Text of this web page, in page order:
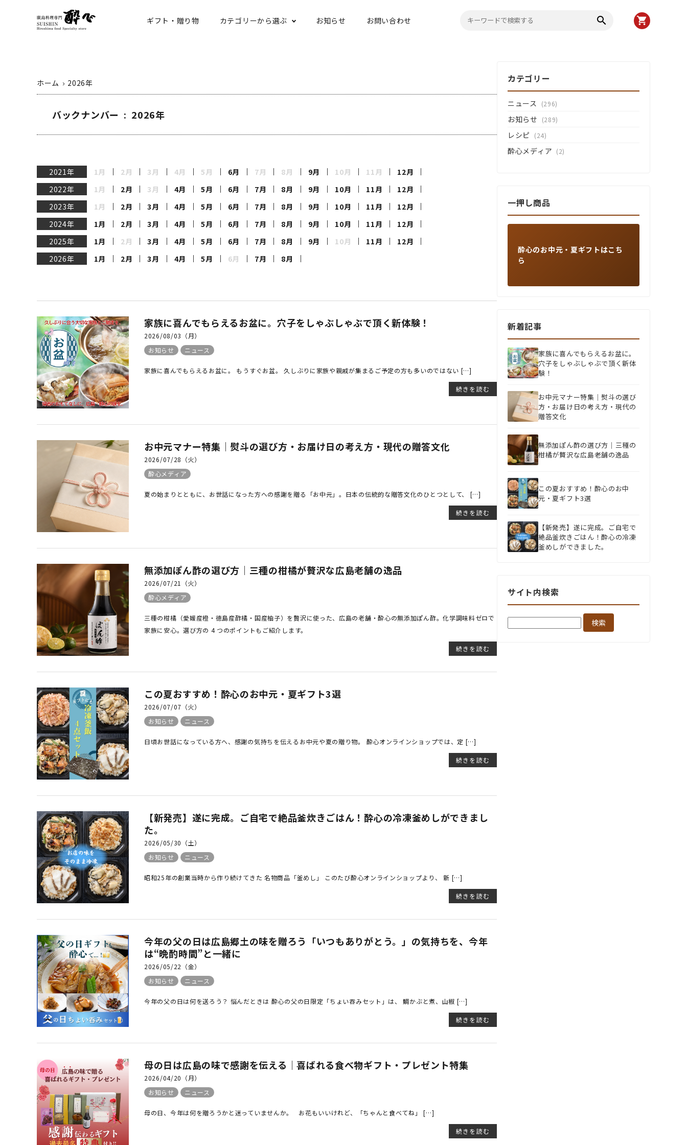
ギフト・贈り物 カテゴリーから選ぶ お知らせ お問い合わせ search shopping_cart
ホーム 2026年
バックナンバー : 2026年
2021年 1月 2月 3月 4月 5月 6月 7月 8月 9月 10月 11月
12月
2022年
1月 2月 3月 4月 5月 6月 7月 8月 9月 10月 11月
12月
2023年
1月 2月 3月 4月 5月 6月 7月 8月 9月 10月 11月
12月
2024年
1月 2月 3月 4月 5月 6月 7月 8月 9月 10月 11月
12月
2025年
1月 2月 3月 4月 5月 6月 7月 8月 9月 10月 11月
12月
2026年
1月 2月 3月 4月 5月 6月 7月 8月
家族に喜んでもらえるお盆に。穴子をしゃぶしゃぶで頂く新体験！
2026/08/03（月）
お知らせ
ニュース
家族に喜んでもらえるお盆に。 もうすぐお盆。 久しぶりに家族や親戚が集まるご予定の方も多いのではない […]
続きを読む
お中元マナー特集｜熨斗の選び方・お届け日の考え方・現代の贈答文化
2026/07/28（火）
酔心メディア
夏の始まりとともに、お世話になった方への感謝を贈る「お中元」。日本の伝統的な贈答文化のひとつとして、 […]
続きを読む
無添加ぽん酢の選び方｜三種の柑橘が贅沢な広島老舗の逸品
2026/07/21（火）
酔心メディア
三種の柑橘（愛媛産橙・徳島産酢橘・国産柚子）を贅沢に使った、広島の老舗・酔心の無添加ぽん酢。化学調味料ゼロで
家族に安心。選び方の 4 つのポイントもご紹介します。
続きを読む
この夏おすすめ！酔心のお中元・夏ギフト3選
2026/07/07（火）
お知らせ
ニュース
日頃お世話になっている方へ、感謝の気持ちを伝えるお中元や夏の贈り物。 酔心オンラインショップでは、定 […]
続きを読む
【新発売】遂に完成。ご自宅で絶品釜炊きごはん！酔心の冷凍釜めしができまし
た。
2026/05/30（土）
お知らせ
ニュース
昭和25年の創業当時から作り続けてきた 名物商品「釜めし」 このたび酔心オンラインショップより、 新 […]
続きを読む
今年の父の日は広島郷土の味を贈ろう「いつもありがとう。」の気持ちを、今年
は“晩酌時間”と一緒に
2026/05/22（金）
お知らせ
ニュース
今年の父の日は何を送ろう？ 悩んだときは 酔心の父の日限定「ちょい吞みセット」は、 鯛かぶと煮、山椒 […]
続きを読む
母の日は広島の味で感謝を伝える｜喜ばれる食べ物ギフト・プレゼント特集
2026/04/20（月）
お知らせ
ニュース
母の日、今年は何を贈ろうかと迷っていませんか。 お花もいいけれど、「ちゃんと食べてね」 […]
続きを読む
カテゴリー
ニュース (296)
お知らせ (289)
レシピ (24)
酔心メディア (2)
一押し商品
酔心のお中元・夏ギフトはこち
ら
新着記事
家族に喜んでもらえるお盆に。
穴子をしゃぶしゃぶで頂く新体
験！
お中元マナー特集｜熨斗の選び
方・お届け日の考え方・現代の
贈答文化
無添加ぽん酢の選び方｜三種の
柑橘が贅沢な広島老舗の逸品
この夏おすすめ！酔心のお中
元・夏ギフト3選
【新発売】遂に完成。ご自宅で
絶品釜炊きごはん！酔心の冷凍
釜めしができました。
サイト内検索
検